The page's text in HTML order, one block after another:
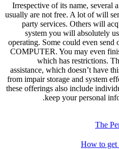
Irrespective of its name, several
usually are not free. A lot of will
party services. Others will
system you will absolutely
operating. Some could even
COMPUTER. You may even
which has restrictions.
assistance, which doesn’t have
from impair storage and system
these offerings also include
keep your personal
The
How to get